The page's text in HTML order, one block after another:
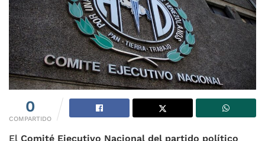
0
COMPARTIDO
El Comité Ejecutivo Nacional del partido político